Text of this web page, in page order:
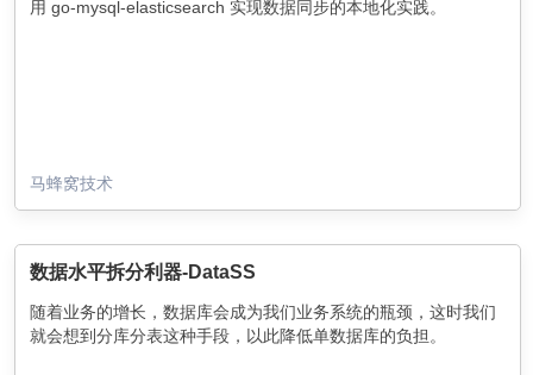
快递A递交到收件网点，收件网点对快递A进行拆包和分拣，此过
用 go-mysql-elasticsearch 实现数据同步的本地化实践。
马蜂窝技术
数据水平拆分利器-DataSS
随着业务的增长，数据库会成为我们业务系统的瓶颈，这时我们
就会想到分库分表这种手段，以此降低单数据库的负担。